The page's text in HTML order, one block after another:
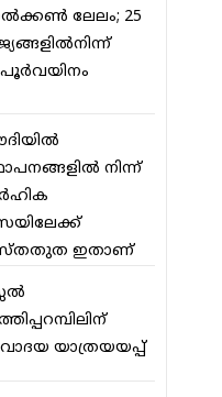
ലേലം; 25
നിന്ന്
വസ്തതുത ഇതാണ്
യാത്രയയപ്പ്